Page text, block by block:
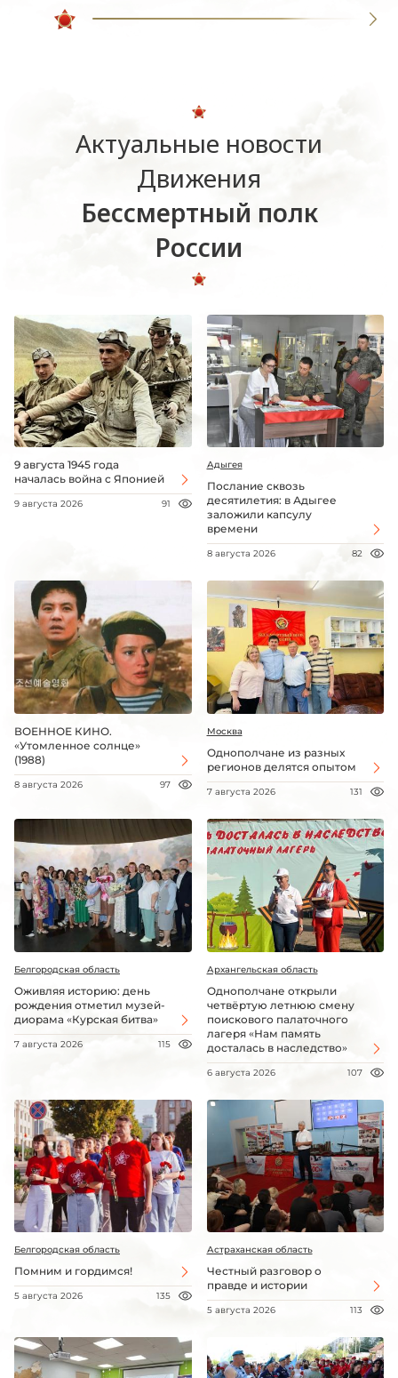
Актуальные новости
Движения
Бессмертный полк
России
9 августа 1945 года
началась война с Японией
9 августа 2026 91
Адыгея
Послание сквозь
десятилетия: в Адыгее
заложили капсулу
времени
8 августа 2026 82
ВОЕННОЕ КИНО.
«Утомленное солнце»
(1988)
8 августа 2026 97
Москва
Однополчане из разных
регионов делятся опытом
7 августа 2026 131
Белгородская область
Оживляя историю: день
рождения отметил музей-
диорама «Курская битва»
7 августа 2026 115
Архангельская область
Однополчане открыли
четвёртую летнюю смену
поискового палаточного
лагеря «Нам память
досталась в наследство»
6 августа 2026 107
Белгородская область
Помним и гордимся!
5 августа 2026 135
Астраханская область
Честный разговор о
правде и истории
5 августа 2026 113